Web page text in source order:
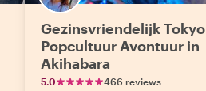
Gezinsvriendelijk Tokyo
Popcultuur Avontuur in
Akihabara
5.0 466 reviews